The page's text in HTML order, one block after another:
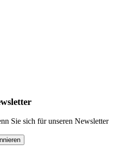
Sie sich für unseren Newsletter